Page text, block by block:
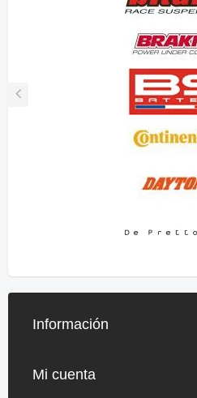
Información
Mi cuenta